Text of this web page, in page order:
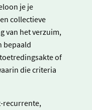
je je
collectieve
van het verzuim,
bepaald
of
die criteria
recurrente,